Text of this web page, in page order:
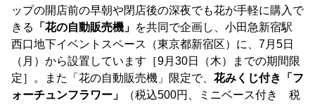
ップの開店前の早朝や閉店後の深夜でも花が手軽に購入で
きる
「花の自動販売機」 を共同で企画し、小田急新宿駅
西口地下イベントスペース（東京都新宿区）に、7月5日
（月）から設置しています［9月30日（木）までの期間限
定］。また「花の自動販売機」限定で、 花みくじ付き「フ
ォーチュンフラワー」
（税込500円、ミニベース付き 税